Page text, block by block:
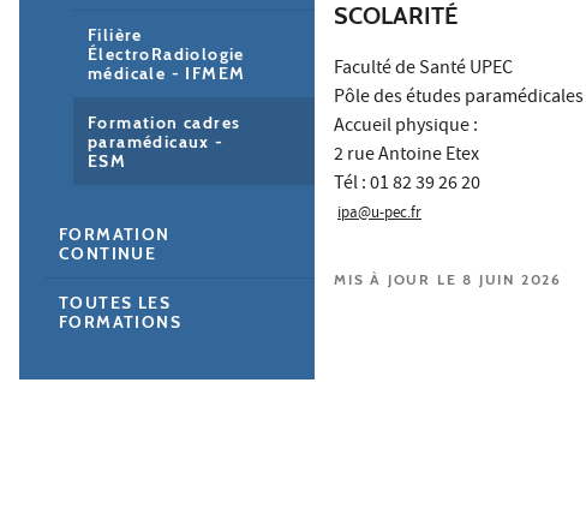
SCOLARITÉ
Faculté de Santé UPEC
Pôle des études paramédicales
Accueil physique :
2 rue Antoine Etex
Tél : 01 82 39 26 20
ipa@u-pec.fr
MIS À JOUR LE 8 JUIN 2026
Filière
ÉlectroRadiologie
médicale - IFMEM
Formation cadres
paramédicaux -
ESM
FORMATION
CONTINUE
TOUTES LES
FORMATIONS